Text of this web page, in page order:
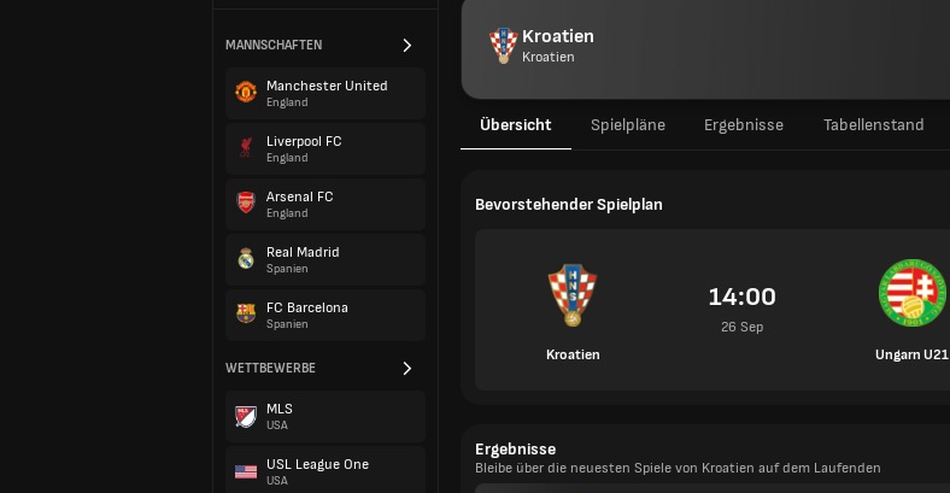
MANNSCHAFTEN
Manchester United
England
Liverpool FC
England
Arsenal FC
England
Real Madrid
Spanien
FC Barcelona
Spanien
WETTBEWERBE
MLS
USA
USL League One
USA
Kroatien
Kroatien
Übersicht Spielpläne Ergebnisse Tabellenstand
Bevorstehender Spielplan
Kroatien
14:00
26 Sep
Ungarn U21
Ergebnisse
Bleibe über die neuesten Spiele von Kroatien auf dem Laufenden